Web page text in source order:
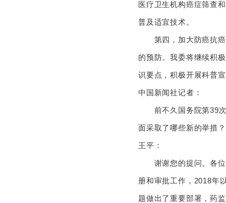
医疗卫生机构癌症筛查
普及适宜技术。
第四，加大防癌抗癌
的预防。我委将继续积
识要点，积极开展科普
中国新闻社记者：
前不久国务院第39次
面采取了哪些新的举
王平：
谢谢您的提问。各位
册和审批工作，2018年
题做出了重要部署，药